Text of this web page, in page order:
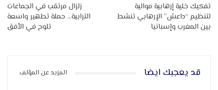
تفكيك خلية إرهابية موالية
لتنظيم “داعش” الإرهابي تنشط
بين المغرب وإسبانيا
زلزال مرتقب في الجماعات
الترابية… حملة تطهير واسعة
تلوح في الأفق
قد يعجبك ايضا المزيد عن المؤلف